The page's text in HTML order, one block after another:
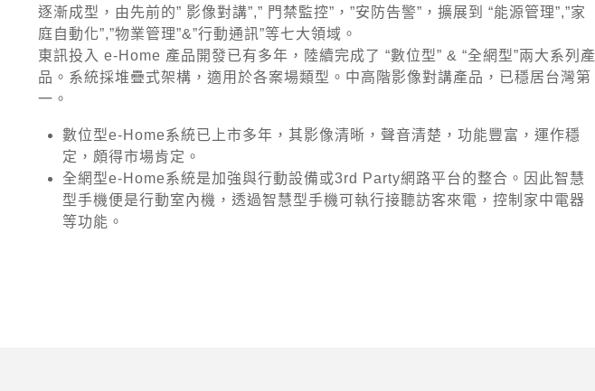
逐漸成型，由先前的” 影像對講”,” 門禁監控”，”安防告警”，擴展到 “能源管理”,”家
庭自動化”,”物業管理”&”行動通訊”等七大領域。
東訊投入 e-Home 產品開發已有多年，陸續完成了 “數位型” & “全網型”兩大系列產
品。系統採堆疊式架構，適用於各案場類型。中高階影像對講產品，已穩居台灣第
一。
數位型e-Home系統已上市多年，其影像清晰，聲音清楚，功能豐富，運作穩
定，頗得市場肯定。
全網型e-Home系統是加強與行動設備或3rd Party網路平台的整合。因此智慧
型手機便是行動室內機，透過智慧型手機可執行接聽訪客來電，控制家中電器
等功能。